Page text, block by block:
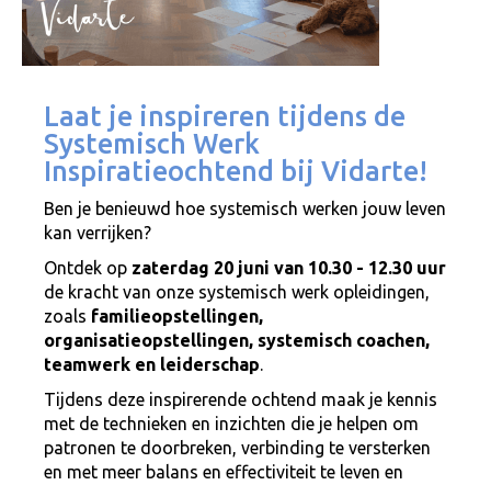
Laat je inspireren tijdens de
Systemisch Werk
Inspiratieochtend bij Vidarte!
Ben je benieuwd hoe systemisch werken jouw leven
kan verrijken?
Ontdek op zaterdag 20 juni van 10.30 - 12.30 uur
de kracht van onze systemisch werk opleidingen,
zoals familieopstellingen,
organisatieopstellingen, systemisch coachen,
teamwerk en leiderschap.
Tijdens deze inspirerende ochtend maak je kennis
met de technieken en inzichten die je helpen om
patronen te doorbreken, verbinding te versterken
en met meer balans en effectiviteit te leven en